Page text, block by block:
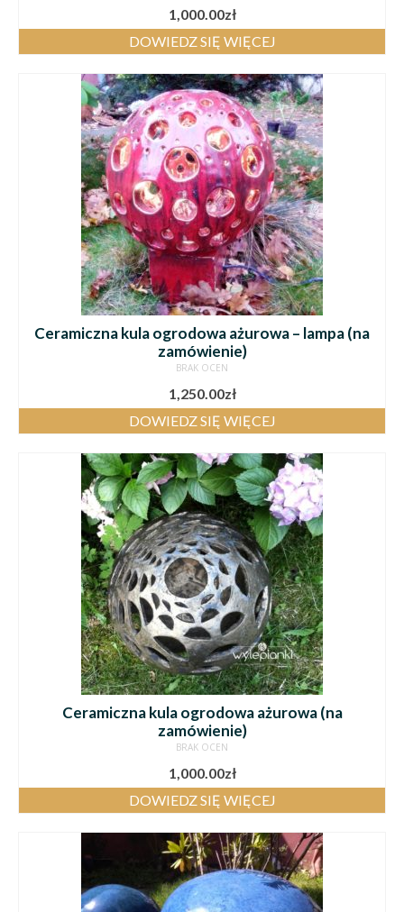
1,000.00zł
DOWIEDZ SIĘ WIĘCEJ
Ceramiczna kula ogrodowa ażurowa – lampa (na
zamówienie)
BRAK OCEN
1,250.00zł
DOWIEDZ SIĘ WIĘCEJ
Ceramiczna kula ogrodowa ażurowa (na
zamówienie)
BRAK OCEN
1,000.00zł
DOWIEDZ SIĘ WIĘCEJ